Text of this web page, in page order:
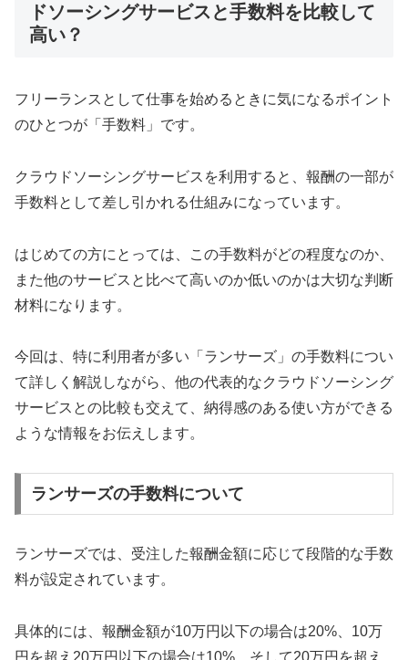
ドソーシングサービスと手数料を比較して
高い？
フリーランスとして仕事を始めるときに気になるポイント
のひとつが「手数料」です。
クラウドソーシングサービスを利用すると、報酬の一部が
手数料として差し引かれる仕組みになっています。
はじめての方にとっては、この手数料がどの程度なのか、
また他のサービスと比べて高いのか低いのかは大切な判断
材料になります。
今回は、特に利用者が多い「ランサーズ」の手数料につい
て詳しく解説しながら、他の代表的なクラウドソーシング
サービスとの比較も交えて、納得感のある使い方ができる
ような情報をお伝えします。
ランサーズの手数料について
ランサーズでは、受注した報酬金額に応じて段階的な手数
料が設定されています。
具体的には、報酬金額が10万円以下の場合は20%、10万
円を超え20万円以下の場合は10%、そして20万円を超え